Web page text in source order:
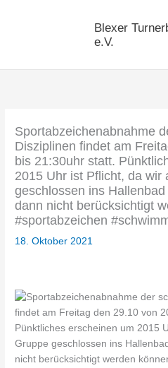
Blexer
e.V.
Sportabzeichenabnahme
Disziplinen findet am
bis 21:30uhr statt.
2015 Uhr ist Pflicht, da wir
geschlossen ins
dann nicht berücksichtigt
#sportabzeichen
18. Oktober 2021